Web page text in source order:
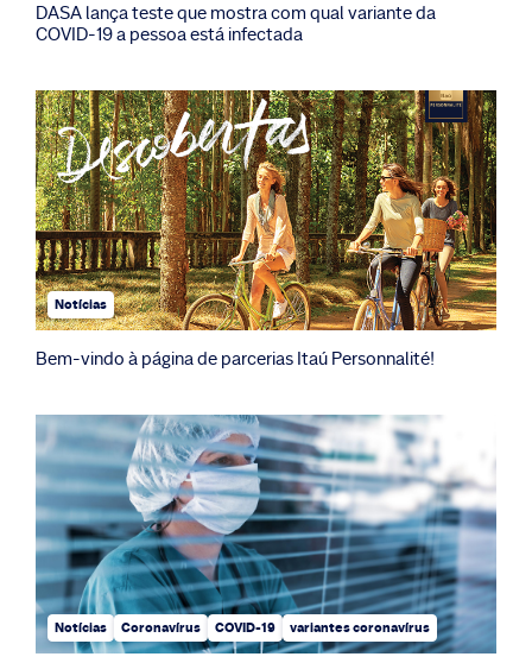
DASA lança teste que mostra com qual variante da
COVID-19 a pessoa está infectada
Notícias
Bem-vindo à página de parcerias Itaú Personnalité!
Notícias Coronavírus COVID-19 variantes coronavírus